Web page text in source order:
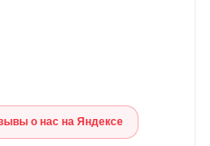
о нас на Яндексе